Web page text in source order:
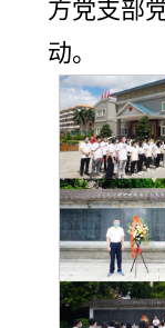
方党支部
动。